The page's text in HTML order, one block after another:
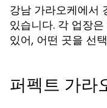
강남 가라오케에서
있습니다. 각 업장
있어, 어떤 곳을 선
퍼펙트 가라